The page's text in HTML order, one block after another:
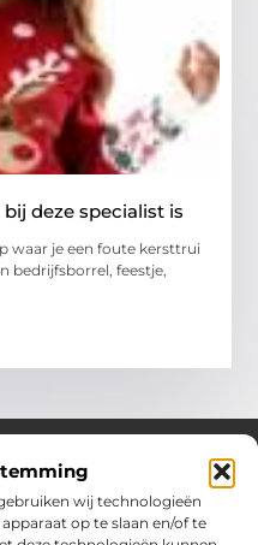
wij technologieën
op te slaan en/of te
deze specialist is
waar je een foute kersttrui
bedrijfsborrel, feestje,
uit het dagelijks leven.